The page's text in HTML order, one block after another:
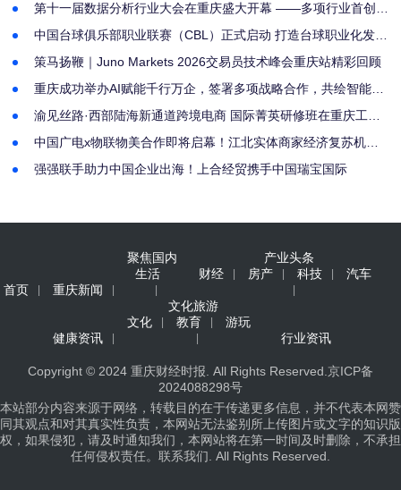
第十一届数据分析行业大会在重庆盛大开幕 ——多项行业首创成
中国台球俱乐部职业联赛（CBL）正式启动 打造台球职业化发展
策马扬鞭｜Juno Markets 2026交易员技术峰会重庆站精彩回顾
重庆成功举办AI赋能千行万企，签署多项战略合作，共绘智能商
渝见丝路·西部陆海新通道跨境电商 国际菁英研修班在重庆工商
中国广电x物联物美合作即将启幕！江北实体商家经济复苏机遇
强强联手助力中国企业出海！上合经贸携手中国瑞宝国际
首页 重庆新闻
聚焦国内
生活
产业头条
财经
房产 科技 汽车
健康资讯
文化旅游
文化
教育
游玩
行业资讯
Copyright © 2024 重庆财经时报. All Rights Reserved.京ICP备
2024088298号
本站部分内容来源于网络，转载目的在于传递更多信息，并不代表本网赞
同其观点和对其真实性负责，本网站无法鉴别所上传图片或文字的知识版
权，如果侵犯，请及时通知我们，本网站将在第一时间及时删除，不承担
任何侵权责任。 联系我们. All Rights Reserved.